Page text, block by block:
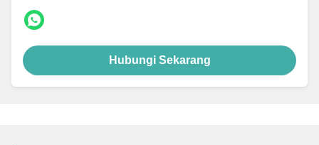
Hubungi Sekarang